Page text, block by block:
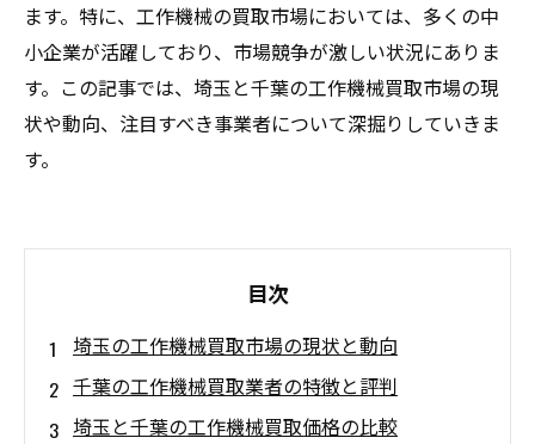
ます。特に、工作機械の買取市場においては、多くの中
小企業が活躍しており、市場競争が激しい状況にありま
す。この記事では、埼玉と千葉の工作機械買取市場の現
状や動向、注目すべき事業者について深掘りしていきま
す。
目次
埼玉の工作機械買取市場の現状と動向
千葉の工作機械買取業者の特徴と評判
埼玉と千葉の工作機械買取価格の比較